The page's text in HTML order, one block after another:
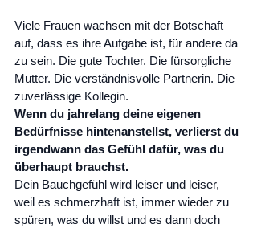
Viele Frauen wachsen mit der Botschaft
auf, dass es ihre Aufgabe ist, für andere da
zu sein. Die gute Tochter. Die fürsorgliche
Mutter. Die verständnisvolle Partnerin. Die
zuverlässige Kollegin.
Wenn du jahrelang deine eigenen
Bedürfnisse hintenanstellst, verlierst du
irgendwann das Gefühl dafür, was du
überhaupt brauchst.
Dein Bauchgefühl wird leiser und leiser,
weil es schmerzhaft ist, immer wieder zu
spüren, was du willst und es dann doch